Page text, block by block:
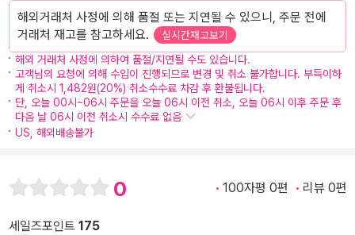
해외거래처 사정에 의해 품절 또는 지연될 수 있으니, 주문 전에
거래처 재고를 참고하세요.
실시간재고보기
해외 거래처 사정에 의하여 품절/지연될 수도 있습니다.
고객님의 요청에 의해 수입이 진행되므로 변경 및 취소 불가합니다. 부득이하
게 취소시 1,482원(20%) 취소수수료 차감 후 환불됩니다.
단, 오늘 00시~06시 주문을 오늘 06시 이전 취소, 오늘 06시 이후 주문 후
다음 날 06시 이전 취소시 수수료 없음
US, 해외배송불가
0 100자평 0편 리뷰 0편
세일즈포인트 175